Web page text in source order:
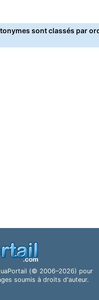
sont classés par
(© 2006–2026) pour
soumis à droits d'auteur.